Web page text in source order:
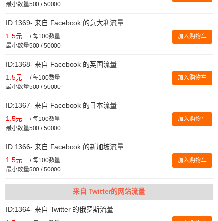
最小数量500 / 50000
ID:1369- 来自 Facebook 的意大利流量
1.5元 /每100数量
最小数量500 / 50000
加入购物车
ID:1368- 来自 Facebook 的英国流量
1.5元 /每100数量
最小数量500 / 50000
加入购物车
ID:1367- 来自 Facebook 的日本流量
1.5元 /每100数量
最小数量500 / 50000
加入购物车
ID:1366- 来自 Facebook 的新加坡流量
1.5元 /每100数量
最小数量500 / 50000
加入购物车
来自 Twitter的网站流量
ID:1364- 来自 Twitter 的俄罗斯流量